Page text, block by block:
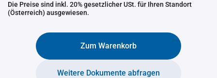
Die Preise sind inkl. 20% gesetzlicher USt. für Ihren Standort
(Österreich) ausgewiesen.
Zum Warenkorb
Weitere Dokumente abfragen